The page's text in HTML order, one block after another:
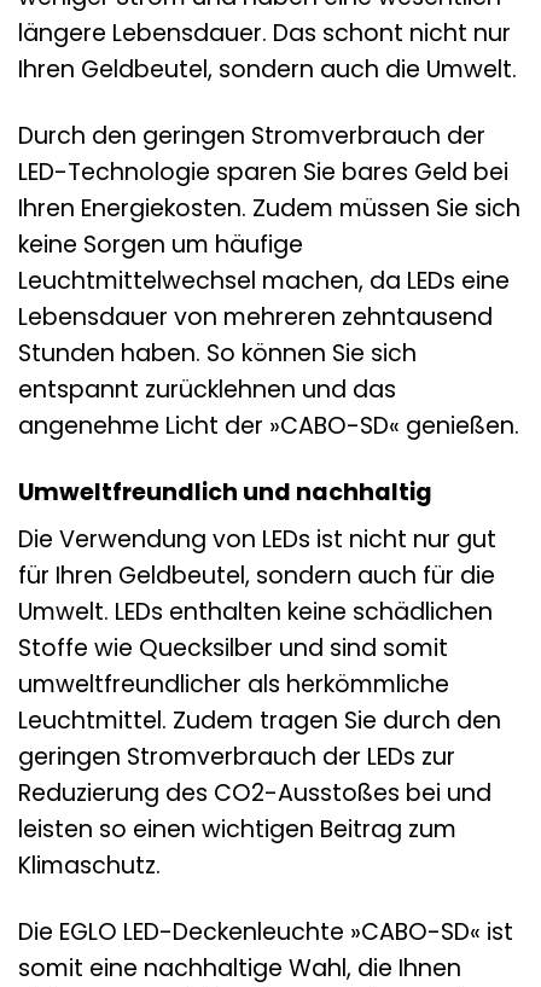
längere Lebensdauer. Das schont nicht nur
Ihren Geldbeutel, sondern auch die Umwelt.
Durch den geringen Stromverbrauch der
LED-Technologie sparen Sie bares Geld bei
Ihren Energiekosten. Zudem müssen Sie sich
keine Sorgen um häufige
Leuchtmittelwechsel machen, da LEDs eine
Lebensdauer von mehreren zehntausend
Stunden haben. So können Sie sich
entspannt zurücklehnen und das
angenehme Licht der »CABO-SD« genießen.
Umweltfreundlich und nachhaltig
Die Verwendung von LEDs ist nicht nur gut
für Ihren Geldbeutel, sondern auch für die
Umwelt. LEDs enthalten keine schädlichen
Stoffe wie Quecksilber und sind somit
umweltfreundlicher als herkömmliche
Leuchtmittel. Zudem tragen Sie durch den
geringen Stromverbrauch der LEDs zur
Reduzierung des CO2-Ausstoßes bei und
leisten so einen wichtigen Beitrag zum
Klimaschutz.
Die EGLO LED-Deckenleuchte »CABO-SD« ist
somit eine nachhaltige Wahl, die Ihnen